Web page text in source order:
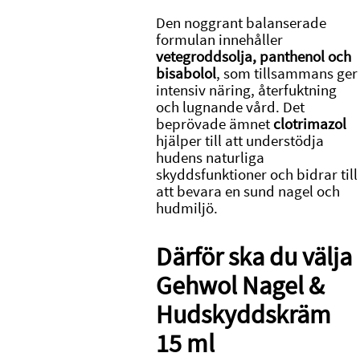
Den noggrant balanserade
formulan innehåller
vetegroddsolja, panthenol och
bisabolol, som tillsammans ger
intensiv näring, återfuktning
och lugnande vård. Det
beprövade ämnetclotrimazol
hjälper till att understödja
hudens naturliga
skyddsfunktioner och bidrar till
att bevara en sund nagel och
hudmiljö.
Därför ska du välja
Gehwol Nagel &
Hudskyddskräm
15 ml